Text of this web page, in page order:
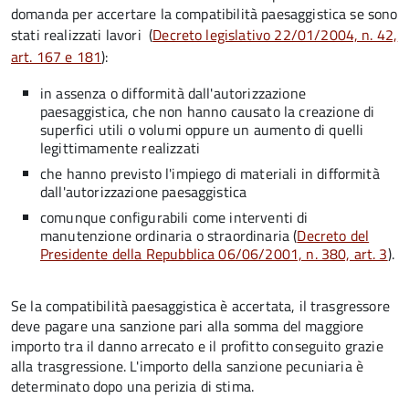
domanda per accertare la compatibilità paesaggistica se sono
stati realizzati lavori (Decreto legislativo 22/01/2004, n. 42,
art. 167 e 181):
in assenza o difformità dall'autorizzazione
paesaggistica, che non hanno causato la creazione di
superfici utili o volumi oppure un aumento di quelli
legittimamente realizzati
che hanno previsto l'impiego di materiali in difformità
dall'autorizzazione paesaggistica
comunque configurabili come interventi di
manutenzione ordinaria o straordinaria (Decreto del
Presidente della Repubblica 06/06/2001, n. 380, art. 3).
Se la compatibilità paesaggistica è accertata, il trasgressore
deve pagare una sanzione pari alla somma del maggiore
importo tra il danno arrecato e il profitto conseguito grazie
alla trasgressione. L'importo della sanzione pecuniaria è
determinato dopo una perizia di stima.